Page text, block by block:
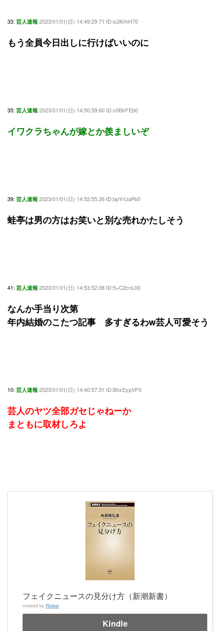
33: 芸人速報 2023/01/01(日) 14:49:29.71 ID:iu3KrhH70
もう全員今日出しに行けばいいのに
35: 芸人速報 2023/01/01(日) 14:50:59.60 ID:v0BirFEb0
イワクラちゃんが嫁とか羨ましいぞ
39: 芸人速報 2023/01/01(日) 14:52:55.26 ID:bpYrUaPb0
蛙亭は男の方はお笑いと別な売れかたしそう
41: 芸人速報 2023/01/01(日) 14:53:52.08 ID:5+C2cnL00
なんか手当り次第
年内結婚のこたつ記事 多すぎるわw芸人可愛そう
10: 芸人速報 2023/01/01(日) 14:40:57.31 ID:BhzEypVF0
芸人のヤツ全部ガセじゃねーか
まともに取材しろよ
フェイクニュースの見分け方（新潮新書）
created by Rinker
Kindle